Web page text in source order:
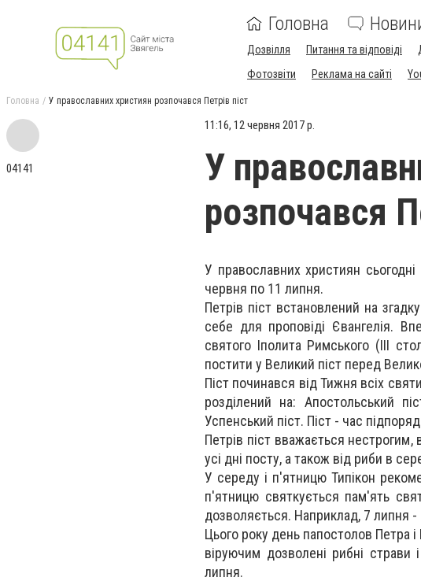
Головна
Дозвілля Питання та відповіді
Фотозвіти
Реклама на сайті
Головна У православних християн розпочався Петрів піст
04141
11:16, 12 червня 2017 р.
У
розпочався
У православних християн
червня по 11 липня.
Петрів піст встановлений на
себе для проповіді Євангелія.
святого Іполита Римського (III
постити у Великий піст перед
Піст починався від Тижня всіх
розділений на: Апостольський
Успенський піст. Піст - час
Петрів піст вважається
усі дні посту, а також від риби в
У середу і п'ятницю Типікон
п'ятницю святкується пам'ять
дозволяється. Наприклад, 7 липня -
Цього року день папостолов Петра
віруючим дозволені рибні
липня.